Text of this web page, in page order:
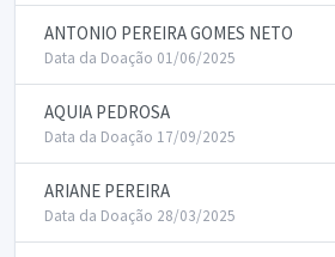
ANTONIO PEREIRA GOMES NETO
Data da Doação 01/06/2025
AQUIA PEDROSA
Data da Doação 17/09/2025
ARIANE PEREIRA
Data da Doação 28/03/2025